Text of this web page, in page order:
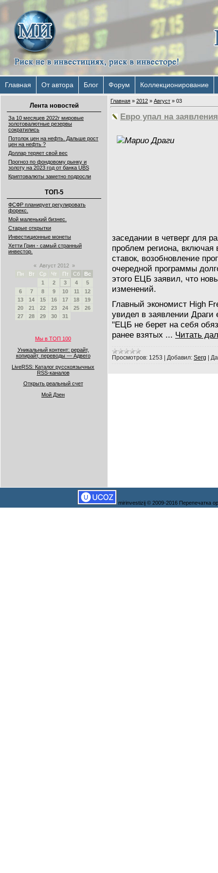
Главная От автора Блог Форум Коллекционирование
Лента новостей
За 10 месяцев 2022г мировые
золотовалютные резервы
сократились
Потолок цен на нефть. Дальше рост
цен на нефть ?
Доллар теряет свой вес
Прогноз по фондовому рынку и
золоту на 2023 год от банка UBS
Криптовалюты заметно подросли
ТОП-5
ФСФР планирует регулировать
форекс.
Мой маленький бизнес.
Старые открытки
Инвестиционные монеты
Хетти Грин - самый странный
инвестор.
« Август 2012 »
Пн
Вт Ср Чт Пт Сб
Вс
1
2 3 4
5
6
7 8 9 10 11
12
13
14 15 16 17 18
19
20
21 22 23 24 25
26
27
28 29 30 31
Мы в ТОП 100
Уникальный контент: рерайт,
копирайт, переводы — Адвего
LiveRSS: Каталог русскоязычных
RSS-каналов
Открыть реальный счет
Мой Дзен
Главная » 2012 » Август » 03
Евро упал на
заседании в четверг для
проблем региона,
ставок, возобновление
очередной программы
этого ЕЦБ заявил, что
изменений.
Главный экономист High
увидел в заявлении Драги
"ЕЦБ не берет на себя
ранее взятых ... Читать
Просмотров: 1253 Добавил: Serg
mirinvestizij © 2009-2016 Перепечатка